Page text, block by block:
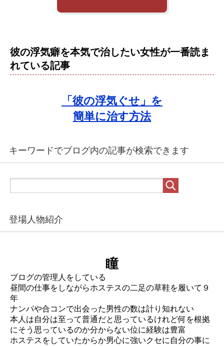
彼の浮気癖を本気で治したい女性が一番読ま
れている記事
「彼の浮気ぐせ」を
簡単に治す方法
キーワードでブログ内の記事が検索できます
登場人物紹介
瞳
ブログの管理人をしている
昼間の仕事をしながらホステスの二足の草鞋を履いて９
年
ナンパや合コンで出会った男性の数は計り知れない
本人は自分は至って普通だと思っているけれど何を根拠
にそう思っているのか分からない位に経験は豊富
ホステスをしていたからか男心に強いクセに自分の事に